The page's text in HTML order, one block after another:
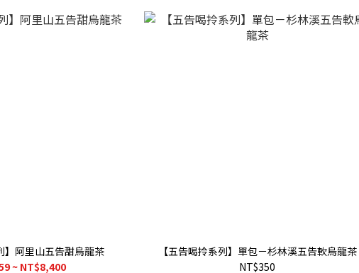
】阿里山五告甜烏龍茶
~ NT$8,400
【五告喝拎系列】單包－杉林溪五告軟烏龍茶
NT$350